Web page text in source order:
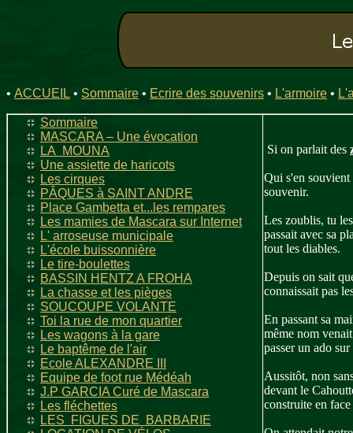
• ACCUEIL • Sommaire • Ecrire des souvenirs • L'armoire •
Sommaire
MASCARA – Une évocation
LA MOUNA
Une assiette de haricots
Les cirques
PÂQUES à SAINT ANDRE
Place Gambetta et...les rempares
Les mamies de Mascara sur Internet
L' arroseuse municipale
L'école buissonnière
Le tire-boulettes
BASSIN HENTZ A FROHA
La chasse et les pièges
SOUCOUPE VOLANTE
Toi la rue de mon quartier
Les wagons à la gare
Le baptême de l'air
Ecole ALEXANDRE III
Equipe de foot rue Médéah
J.P GARCIA Curé de Mascara
Les fléchettes
LES FIGUES DE BARBARIE
Si on parlait des
Qui s'en souvient
souvenir.
Les zoublis, tu
passait avec sa
tout les diables.
Depuis on sait
connaissait pas
En passant sa
même nom
passer un ado
Aussitôt, non
devant le
construite en